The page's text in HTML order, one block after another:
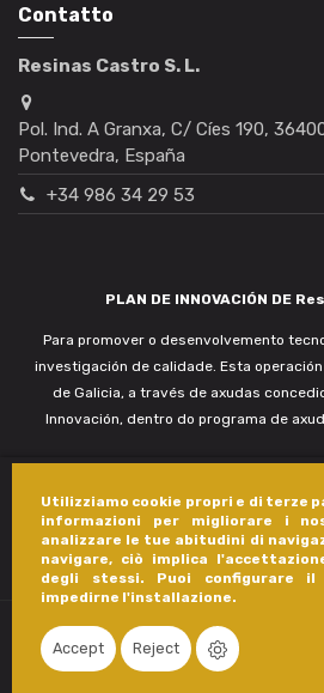
Utilizziamo cookie propri e di terze
informazioni per migliorare i
analizzare le tue abitudini di
navigare, ciò implica
degli stessi. Puoi configurare
impedirne l'installazione.
Accept Reject
Contatto
Resinas Castro S. L.
Pol. Ind. A Granxa, C/ Cíes 190,
Pontevedra, España
+34 986 34 29 53
PLAN DE INNOVACIÓN DE
Para promover o desenvolvemento
investigación de calidade. Esta
de Galicia, a través de axudas
Innovación, dentro do programa de